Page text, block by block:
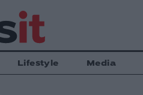
Lifestyle Media